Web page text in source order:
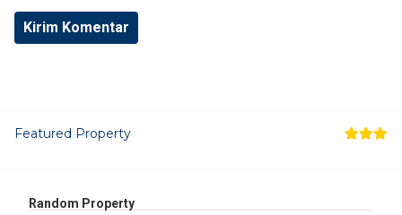
Featured Property
Random Property